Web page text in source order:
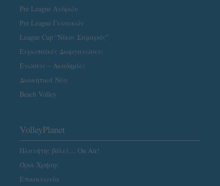
Pre League Ανδρών
Pre League Γυναικών
League Cup “Νίκος Σαμαράς”
Ευρωπαϊκές Διοργανώσεις
Ενώσεις – Ακαδημίες
Διοικητικά Νέα
Beach Volley
VolleyPlanet
Πλανήτης βόλεϊ… On Air!
Όροι Χρήσης
Επικοινωνία